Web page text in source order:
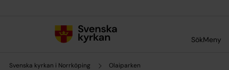
SökMeny
Svenska kyrkan i Norrköping Olaiparken